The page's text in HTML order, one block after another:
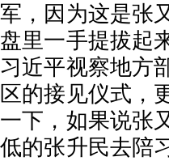
军，因为这是张
盘里一手提拔起
习近平视察地方
区的接见仪式，
一下，如果说张
低的张升民去陪